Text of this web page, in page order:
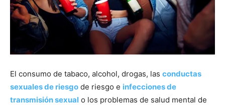
El consumo de tabaco, alcohol, drogas, las conductas
sexuales de riesgo de riesgo e infecciones de
transmisión sexual o los problemas de salud mental de